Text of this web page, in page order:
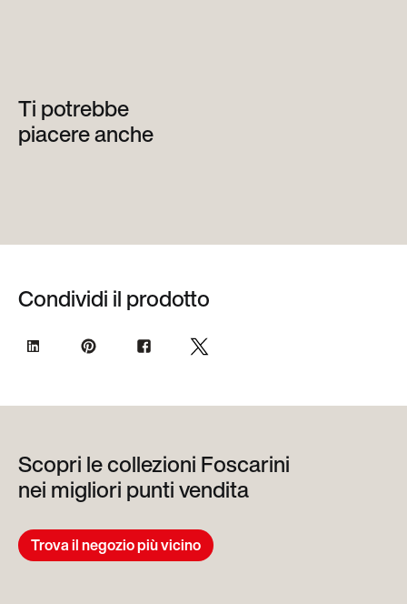
Ti potrebbe
piacere anche
Condividi il prodotto
Scopri le collezioni Foscarini
nei migliori punti vendita
Trova il negozio più vicino